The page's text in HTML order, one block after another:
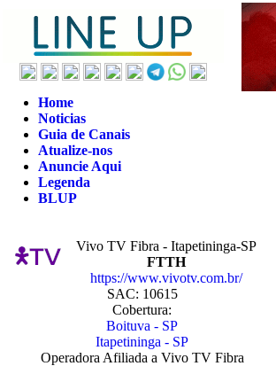
Home
Noticias
Guia de Canais
Atualize-nos
Anuncie Aqui
Legenda
BLUP
Vivo TV Fibra - Itapetininga-SP
FTTH
https://www.vivotv.com.br/
SAC: 10615
Cobertura:
Boituva - SP
Itapetininga - SP
Operadora Afiliada a Vivo TV Fibra